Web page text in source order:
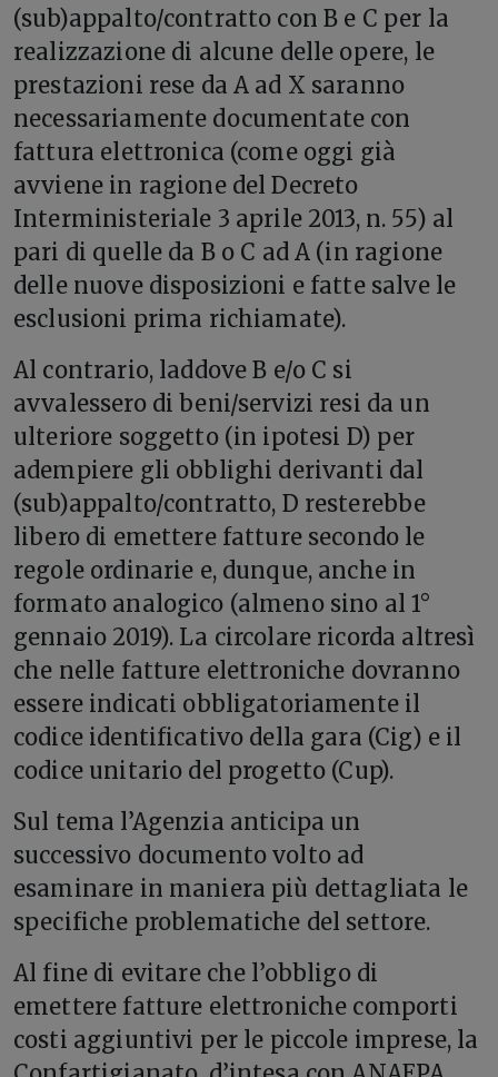
(sub)appalto/contratto con B e C per la
realizzazione di alcune delle opere, le
prestazioni rese da A ad X saranno
necessariamente documentate con
fattura elettronica (come oggi già
avviene in ragione del Decreto
Interministeriale 3 aprile 2013, n. 55) al
pari di quelle da B o C ad A (in ragione
delle nuove disposizioni e fatte salve le
esclusioni prima richiamate).
Al contrario, laddove B e/o C si
avvalessero di beni/servizi resi da un
ulteriore soggetto (in ipotesi D) per
adempiere gli obblighi derivanti dal
(sub)appalto/contratto, D resterebbe
libero di emettere fatture secondo le
regole ordinarie e, dunque, anche in
formato analogico (almeno sino al 1°
gennaio 2019). La circolare ricorda altresì
che nelle fatture elettroniche dovranno
essere indicati obbligatoriamente il
codice identificativo della gara (Cig) e il
codice unitario del progetto (Cup).
Sul tema l’Agenzia anticipa un
successivo documento volto ad
esaminare in maniera più dettagliata le
specifiche problematiche del settore.
Al fine di evitare che l’obbligo di
emettere fatture elettroniche comporti
costi aggiuntivi per le piccole imprese, la